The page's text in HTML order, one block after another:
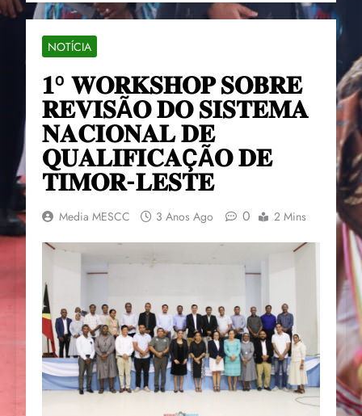
NOTÍCIA
𝟏º 𝐖𝐎𝐑𝐊𝐒𝐇𝐎𝐏 𝐒𝐎𝐁𝐑𝐄
𝐑𝐄𝐕𝐈𝐒Ã𝐎 𝐃𝐎 𝐒𝐈𝐒𝐓𝐄𝐌𝐀
𝐍𝐀𝐂𝐈𝐎𝐍𝐀𝐋 𝐃𝐄
𝐐𝐔𝐀𝐋𝐈𝐅𝐈𝐂𝐀ÇÃ𝐎 𝐃𝐄
𝐓𝐈𝐌𝐎𝐑-𝐋𝐄𝐒𝐓𝐄
Media MESCC 3 Anos Ago 0 2 Mins